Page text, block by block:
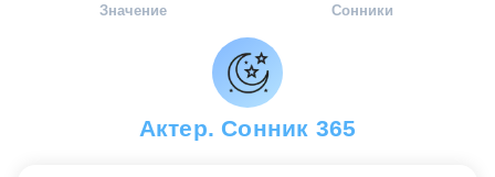
Значение Сонники
Актер. Сонник 365